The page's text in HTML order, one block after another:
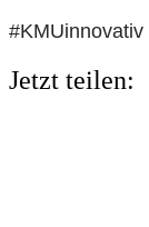
Jetzt teilen: